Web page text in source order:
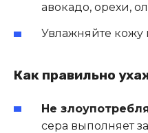
авокадо, орехи,
Увлажняйте
Как правильно
Не
сера выполняет